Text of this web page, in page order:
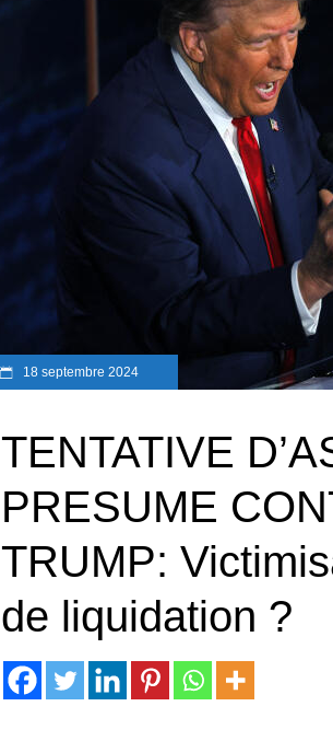
18 septembre 2024
TENTATIVE
PRESUME
TRUMP:
de liquidation ?